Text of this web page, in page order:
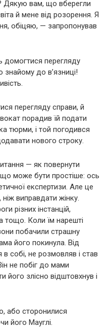
вам, що вберегли
й мене від розорення. Я
обіцяю, — запропонував
перегляду
до в’язниці!
перегляду справи, й
порадив їй подати
тюрми, і той погодився
нового строку.
— як повернути
може бути простіше: ось
експертизи. Але це
виправдати жінку.
різних інстанцій,
тощо. Коли їм нарешті
побачили страшну
його покинула. Від
собі, не розмовляв і став
не побіг до мами
його злісно відштовхнув і
або сторонилися
його Мауглі.